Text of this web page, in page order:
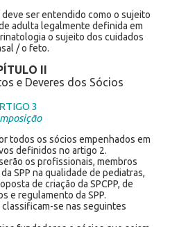
ser entendido como o sujeito
adulta legalmente definida em
o sujeito dos cuidados
/ o feto.
II
e Deveres dos Sócios
3
todos os sócios empenhados em
definidos no artigo 2.
os profissionais, membros
SPP na qualidade de pediatras,
de criação da SPCPP, de
e regulamento da SPP.
classificam-se nas seguintes